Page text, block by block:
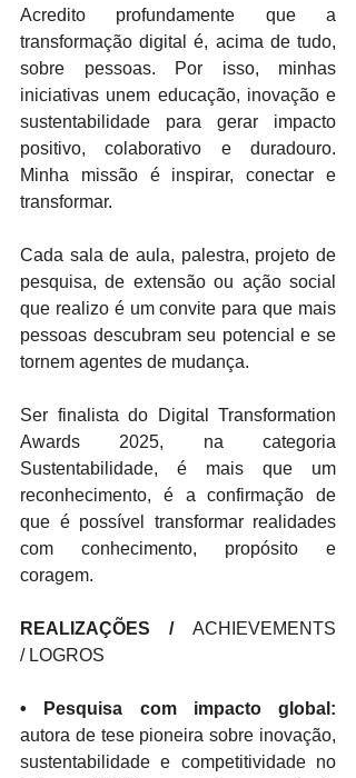
Acredito profundamente que a
transformação digital é, acima de tudo,
sobre pessoas. Por isso, minhas
iniciativas unem educação, inovação e
sustentabilidade para gerar impacto
positivo, colaborativo e duradouro.
Minha missão é inspirar, conectar e
transformar.
Cada sala de aula, palestra, projeto de
pesquisa, de extensão ou ação social
que realizo é um convite para que mais
pessoas descubram seu potencial e se
tornem agentes de mudança.
Ser finalista do Digital Transformation
Awards 2025, na categoria
Sustentabilidade, é mais que um
reconhecimento, é a confirmação de
que é possível transformar realidades
com conhecimento, propósito e
coragem.
REALIZAÇÕES / ACHIEVEMENTS
/ LOGROS
•
autora de tese pioneira sobre inovação,
sustentabilidade e competitividade no